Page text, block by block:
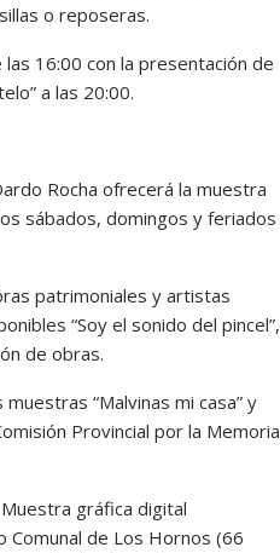
o reposeras.
16:00 con la presentación de
a las 20:00.
Rocha ofrecerá la muestra
sábados, domingos y feriados
patrimoniales y artistas
“Soy el sonido del pincel”,
de obras.
“Malvinas mi casa” y
Provincial por la Memoria
gráfica digital
de Los Hornos (66